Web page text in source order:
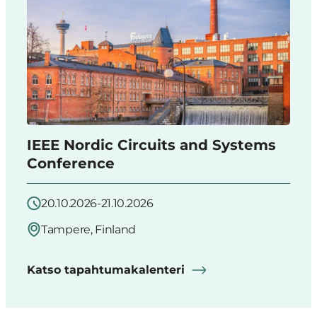
IEEE Nordic Circuits and Systems
Conference
20.10.2026-21.10.2026
Tampere, Finland
Katso tapahtumakalenteri